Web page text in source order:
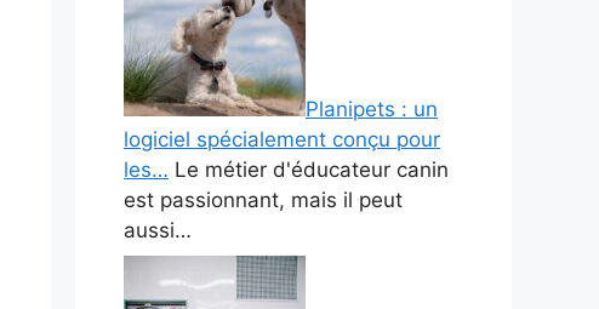
Planipets : un
logiciel spécialement conçu pour
les… Le métier d'éducateur canin
est passionnant, mais il peut
aussi…